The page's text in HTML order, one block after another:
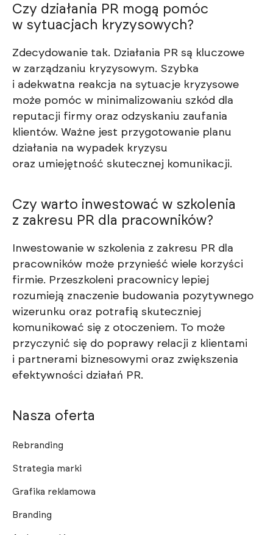
Czy działania PR mogą pomóc
w sytuacjach kryzysowych?
Zdecydowanie tak. Działania PR są kluczowe
w zarządzaniu kryzysowym. Szybka
i adekwatna reakcja na sytuacje kryzysowe
może pomóc w minimalizowaniu szkód dla
reputacji firmy oraz odzyskaniu zaufania
klientów. Ważne jest przygotowanie planu
działania na wypadek kryzysu
oraz umiejętność skutecznej komunikacji.
Czy warto inwestować w szkolenia
z zakresu PR dla pracowników?
Inwestowanie w szkolenia z zakresu PR dla
pracowników może przynieść wiele korzyści
firmie. Przeszkoleni pracownicy lepiej
rozumieją znaczenie budowania pozytywnego
wizerunku oraz potrafią skuteczniej
komunikować się z otoczeniem. To może
przyczynić się do poprawy relacji z klientami
i partnerami biznesowymi oraz zwiększenia
efektywności działań PR.
Nasza oferta
Rebranding
Strategia marki
Grafika reklamowa
Branding